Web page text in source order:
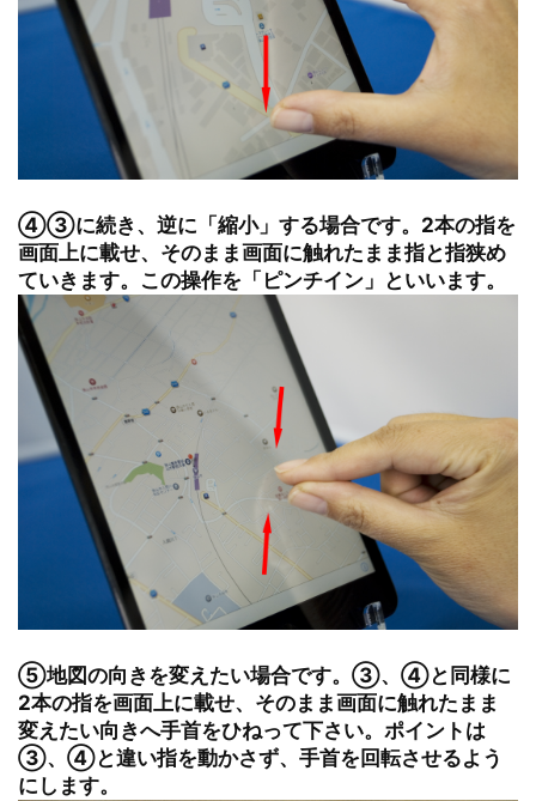
④③に続き、逆に「縮小」する場合です。2本の指を
画面上に載せ、そのまま画面に触れたまま指と指狭め
ていきます。この操作を「ピンチイン」といいます。
⑤地図の向きを変えたい場合です。③、④と同様に
2本の指を画面上に載せ、そのまま画面に触れたまま
変えたい向きへ手首をひねって下さい。ポイントは
③、④と違い指を動かさず、手首を回転させるよう
にします。